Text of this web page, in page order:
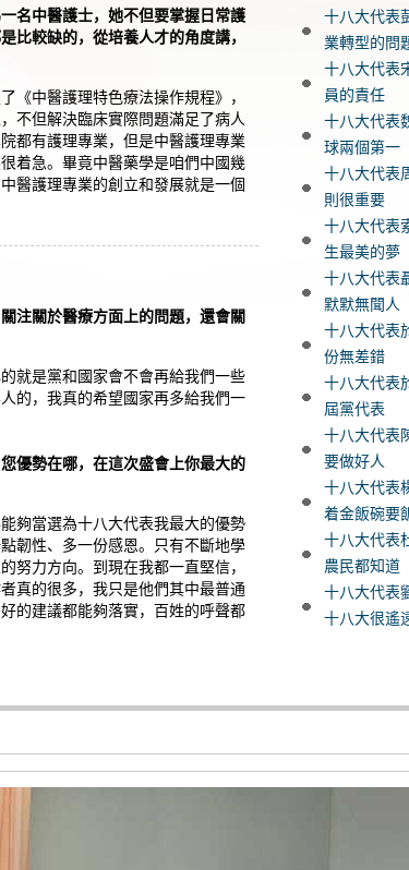
名中醫護士，她不但要掌握日常護
比較缺的，從培養人才的角度講，
《中醫護理特色療法操作規程》，
不但解決臨床實際問題滿足了病人
都有護理專業，但是中醫護理專業
着急。畢竟中醫藥學是咱們中國幾
醫護理專業的創立和發展就是一個
注關於醫療方面上的問題，還會關
就是黨和國家會不會再給我們一些
的，我真的希望國家再多給我們一
優勢在哪，在這次盛會上你最大的
夠當選為十八大代表我最大的優勢
韌性、多一份感恩。只有不斷地學
努力方向。到現在我都一直堅信，
真的很多，我只是他們其中最普通
的建議都能夠落實，百姓的呼聲都
十八大代表
業轉型的問
十八大代表
員的責任
十八大代表
球兩個第一
十八大代表
則很重要
十八大代表
生最美的夢
十八大代表
默默無聞人
十八大代表
份無差錯
十八大代表
屆黨代表
十八大代表
要做好人
十八大代表
着金飯碗要
十八大代表
農民都知道
十八大代表
十八大很遙